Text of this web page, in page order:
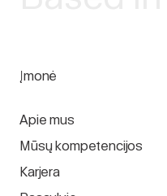
Įmonė
Apie mus
Mūsų kompetencijos
Karjera